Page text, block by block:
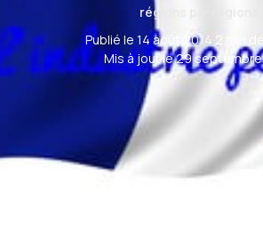
régions par régions
Publié le 14 août 2014·2 min
Mis à jour le 29